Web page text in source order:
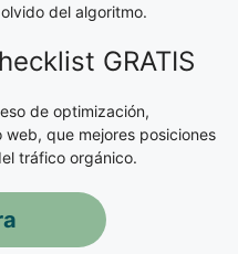
del algoritmo.
GRATIS
de optimización,
que mejores posiciones
tráfico orgánico.